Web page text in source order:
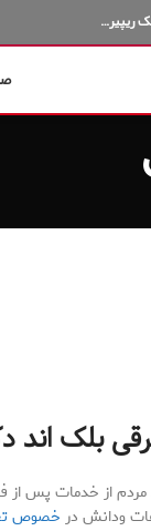
ریپیر…
بلک اند
مردم از خدمات پس از
ودانش در خصوص